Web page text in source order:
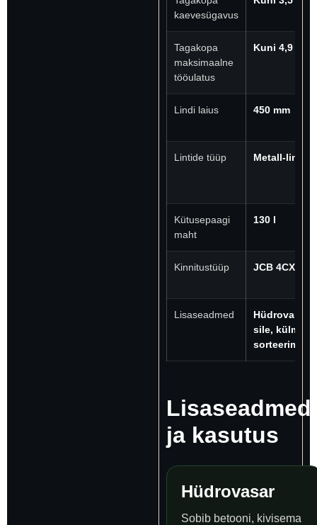
kaevesügavus
Tagakopa
maksimaalne
tööulatus
Kuni 4,9 m
Lindi laius 450 mm
Lintide tüüp Metall-lindid
Kütusepaagi
maht
130 l
Kinnitustüüp JCB 4CX-T
Lisaseadmed
Hüdrovasar,
sile,
Lisaseadmed
ja kasutus
Hüdrovasar
Sobib betooni, kivisema